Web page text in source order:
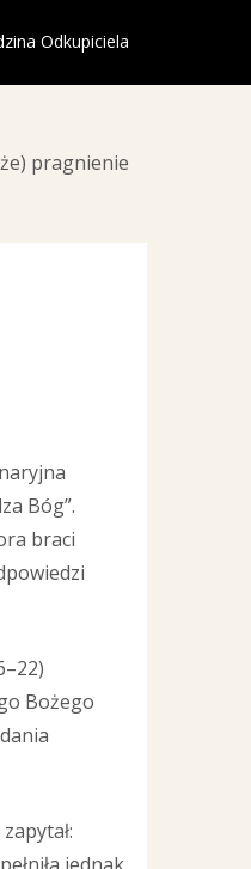
Odkupiciela
pragnienie
Bóg”.
braci
Bożego